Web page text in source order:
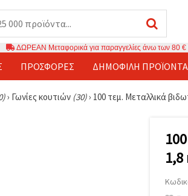
ΔΩΡΕΑΝ Μεταφορικά για παραγγελίες άνω των 80 €
ΠΡΟΣΦΟΡΈΣ ΔΗΜΟΦΙΛΉ ΠΡΟΪΌΝΤΑ
› Γωνίες κουτιών (30)› 100 τεμ. Μεταλλικά